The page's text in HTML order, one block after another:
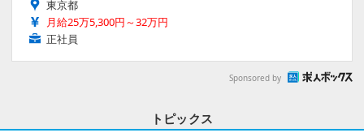
東京都
月給25万5,300円～32万円
正社員
Sponsored by
トピックス